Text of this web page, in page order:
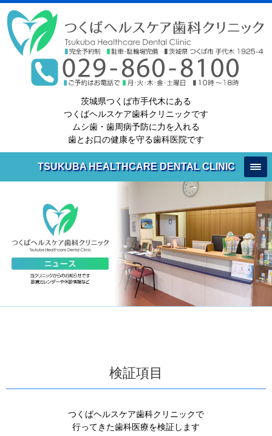
茨城県つくば市手代木にある
つくばヘルスケア歯科クリニックです
ムシ歯・歯周病予防に力を入れる
歯とお口の健康を守る歯科医院です
TSUKUBA HEALTHCARE DENTAL CLINIC
検証項目
つくばヘルスケア歯科クリニックで
行ってきた歯科医療を検証します